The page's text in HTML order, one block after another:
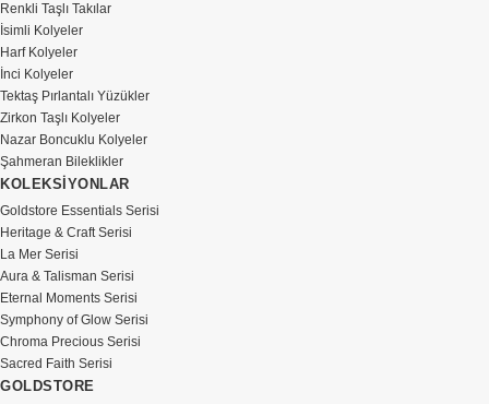
Renkli Taşlı Takılar
İsimli Kolyeler
Harf Kolyeler
İnci Kolyeler
Tektaş Pırlantalı Yüzükler
Zirkon Taşlı Kolyeler
Nazar Boncuklu Kolyeler
Şahmeran Bileklikler
KOLEKSİYONLAR
Goldstore Essentials Serisi
Heritage & Craft Serisi
La Mer Serisi
Aura & Talisman Serisi
Eternal Moments Serisi
Symphony of Glow Serisi
Chroma Precious Serisi
Sacred Faith Serisi
GOLDSTORE